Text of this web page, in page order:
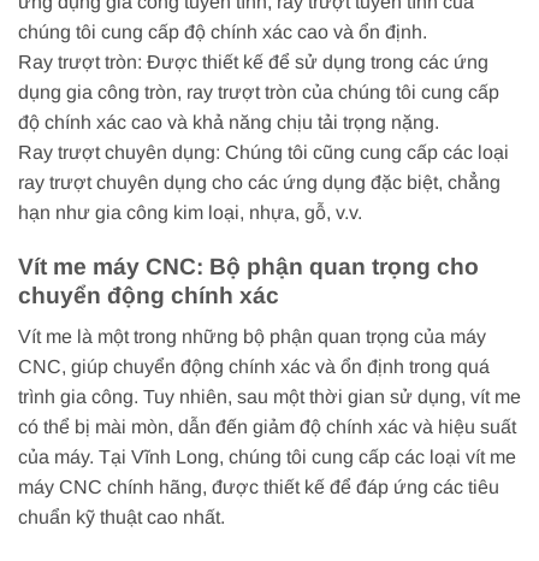
chúng tôi cung cấp độ chính xác cao và ổn định.
Ray trượt tròn: Được thiết kế để sử dụng trong các ứng
dụng gia công tròn, ray trượt tròn của chúng tôi cung cấp
độ chính xác cao và khả năng chịu tải trọng nặng.
Ray trượt chuyên dụng: Chúng tôi cũng cung cấp các loại
ray trượt chuyên dụng cho các ứng dụng đặc biệt, chẳng
hạn như gia công kim loại, nhựa, gỗ, v.v.
Vít me máy CNC: Bộ phận quan trọng cho
chuyển động chính xác
Vít me là một trong những bộ phận quan trọng của máy
CNC, giúp chuyển động chính xác và ổn định trong quá
trình gia công. Tuy nhiên, sau một thời gian sử dụng, vít me
có thể bị mài mòn, dẫn đến giảm độ chính xác và hiệu suất
của máy. Tại Vĩnh Long, chúng tôi cung cấp các loại vít me
máy CNC chính hãng, được thiết kế để đáp ứng các tiêu
chuẩn kỹ thuật cao nhất.